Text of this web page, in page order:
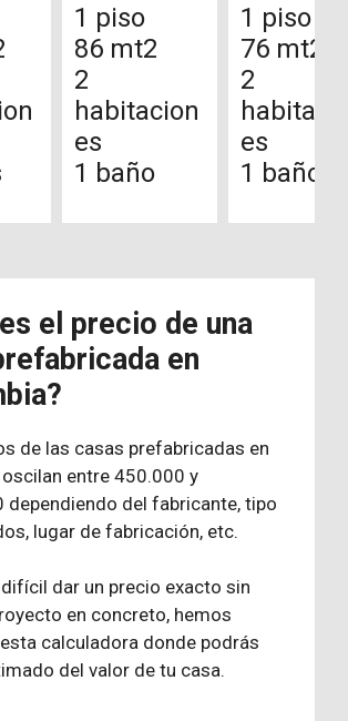
1 piso
86 mt2
2
habitacion
es
1 baño
1 piso
76 mt2
2
es
1 baño
el precio de una
en
de las casas prefabricadas en
entre 450.000 y
dependiendo del fabricante, tipo
lugar de fabricación, etc.
difícil dar un precio exacto sin
en concreto, hemos
calculadora donde podrás
del valor de tu casa.